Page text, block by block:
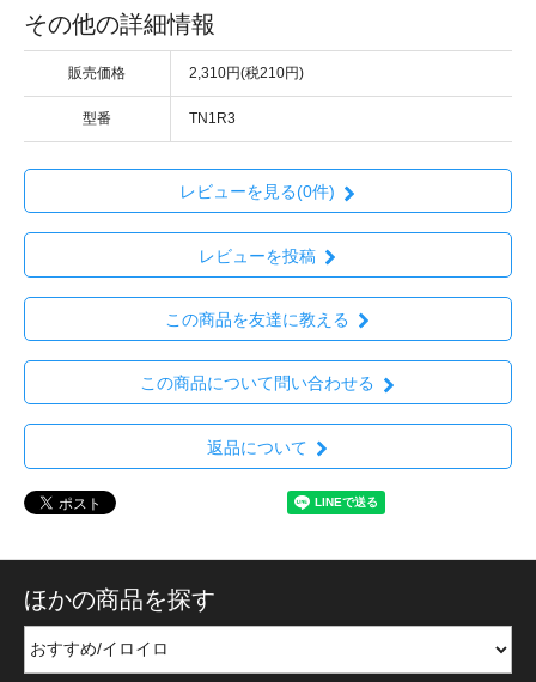
その他の詳細情報
販売価格 2,310円(税210円)
型番 TN1R3
レビューを見る(0件)
レビューを投稿
この商品を友達に教える
この商品について問い合わせる
返品について
ほかの商品を探す